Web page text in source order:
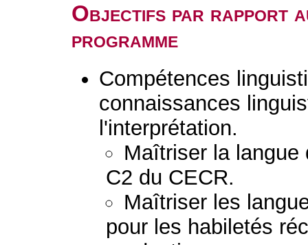
Objectifs par rapport
programme
Compétences
connaissances
l'interprétation.
Maîtriser la langue
C2 du CECR.
Maîtriser les
pour les habiletés